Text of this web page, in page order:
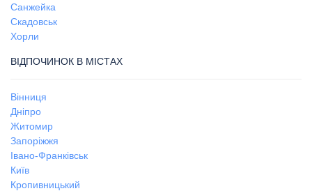
Санжейка
Скадовськ
Хорли
ВІДПОЧИНОК В МІСТАХ
Вінниця
Дніпро
Житомир
Запоріжжя
Івано-Франківськ
Київ
Кропивницький